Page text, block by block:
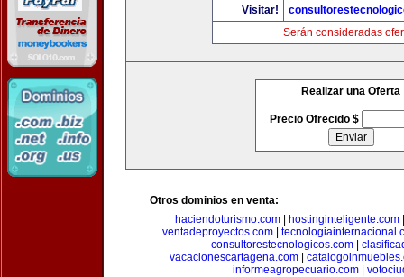
Visitar!
Serán consideradas
Realizar una Oferta
Precio Ofrecido $
Otros dominios en venta:
haciendoturismo.com
hostinginteligente.com
ventadeproyectos.com|
consultorestecnologicos.com
vacacionescartagena.com
informeagropecuario.com